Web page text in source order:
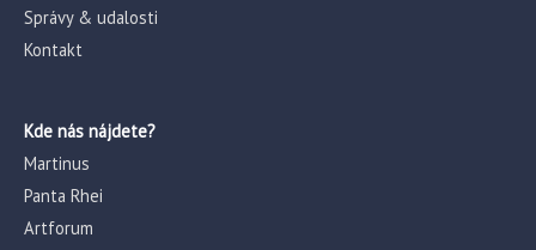
Správy & udalosti
Kontakt
Kde nás nájdete?
Martinus
Panta Rhei
Artforum